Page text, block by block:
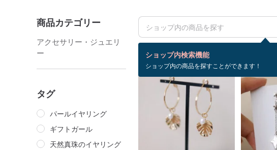
商品カテゴリー
アクセサリー・ジュエリ
ー
タグ
パールイヤリング
ギフトガール
天然真珠のイヤリング
ショップ内検索機能
ショップ内の商品を探すことができます！
検索結果：61 件